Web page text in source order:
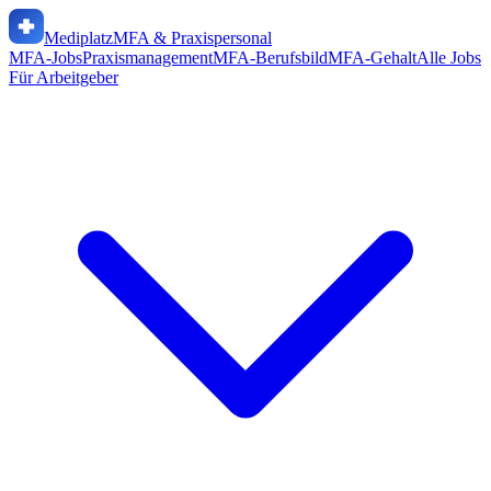
MediplatzMFA & Praxispersonal
MFA-JobsPraxismanagementMFA-BerufsbildMFA-GehaltAlle Jobs
Für Arbeitgeber